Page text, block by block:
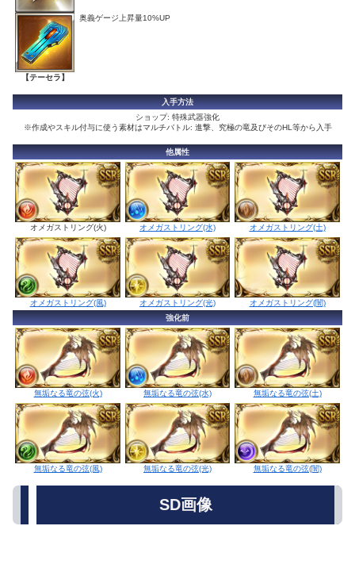
【テーセラ】
奥義ゲージ上昇量10%UP
入手方法
ショップ: 特殊武器強化
※作成やスキル付与に使う素材はマルチバトル: 進撃、究極の竜及びそのHL等から入手
他属性
オメガストリング(火) オメガストリング(水) オメガストリング(土)
オメガストリング(風) オメガストリング(光)
オメガストリング(闇)
強化前
無垢なる竜の弦(火) 無垢なる竜の弦(水) 無垢なる竜の弦(土)
無垢なる竜の弦(風) 無垢なる竜の弦(光) 無垢なる竜の弦(闇)
SD画像